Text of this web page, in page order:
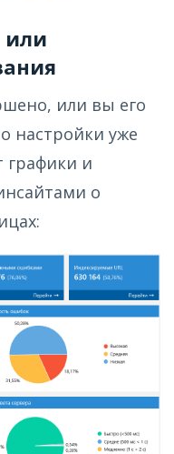
или
или вы его
настройки уже
графики и
о